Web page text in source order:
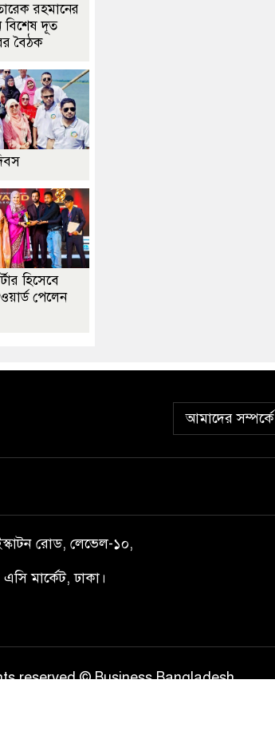
তারেক রহমানের
বিশেষ দূত
বৈঠক
হিসেবে
পেলেন
আমাদের সম্পর্কে
রোড, লেভেল-১০,
এসি মার্কেট, ঢাকা।
reserved © Business Bangladesh